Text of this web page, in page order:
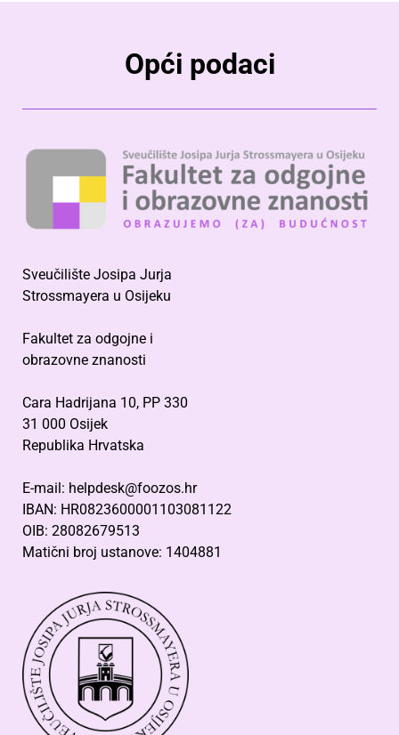
Opći podaci
Sveučilište Josipa Jurja
Strossmayera u Osijeku
Fakultet za odgojne i
obrazovne znanosti
Cara Hadrijana 10, PP 330
31 000 Osijek
Republika Hrvatska
E-mail: helpdesk@foozos.hr
IBAN: HR0823600001103081122
OIB: 28082679513
Matični broj ustanove: 1404881